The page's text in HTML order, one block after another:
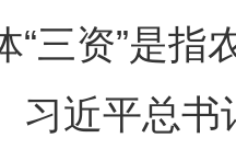
资”是指
习近平总书